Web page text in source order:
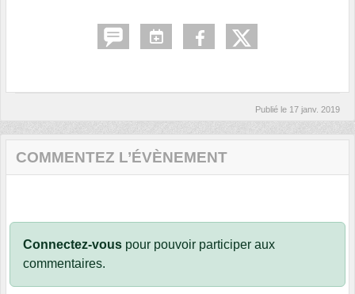
Publié le 17 janv. 2019
COMMENTEZ L’ÉVÈNEMENT
Connectez-vous pour pouvoir participer aux
commentaires.